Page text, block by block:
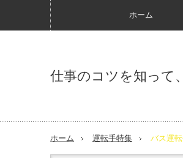
ホーム
仕事のコツを知って
ホーム 運転手特集 バス運